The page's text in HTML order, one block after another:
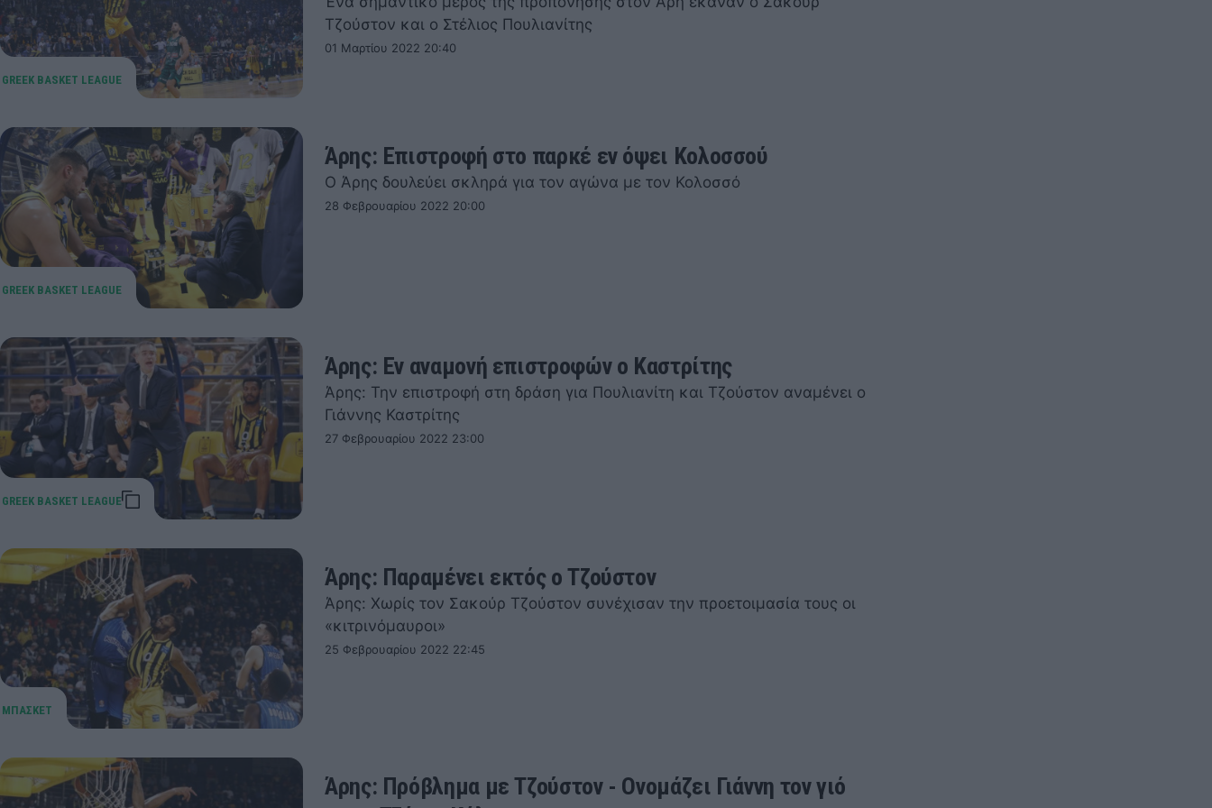
Τζούστον και ο Στέλιος Πουλιανίτης
01 Μαρτίου 2022 20:40
Άρης: Επιστροφή στο παρκέ εν όψει Κολοσσού
Ο Άρης δουλεύει σκληρά για τον αγώνα με τον Κολοσσό
28 Φεβρουαρίου 2022 20:00
Άρης: Εν αναμονή επιστροφών ο Καστρίτης
Άρης: Την επιστροφή στη δράση για Πουλιανίτη και Τζούστον αναμένει ο
Γιάννης Καστρίτης
27 Φεβρουαρίου 2022 23:00
Άρης: Παραμένει εκτός ο Τζούστον
Άρης: Χωρίς τον Σακούρ Τζούστον συνέχισαν την προετοιμασία τους οι
«κιτρινόμαυροι»
25 Φεβρουαρίου 2022 22:45
Άρης: Πρόβλημα με Τζούστον - Ονομάζει Γιάννη τον γιό